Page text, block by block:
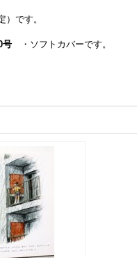
です。
号 ・ソフトカバーです。